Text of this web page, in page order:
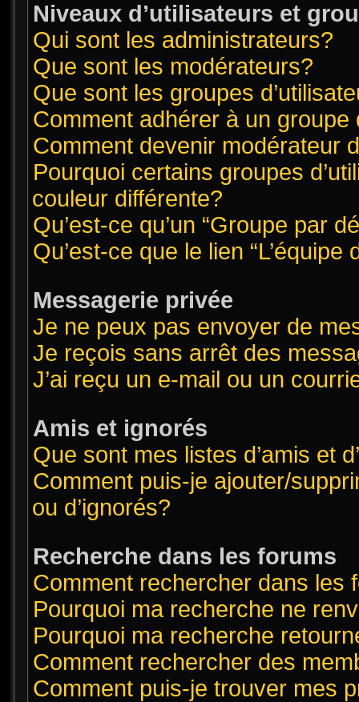
Niveaux d’utilisateurs et
Qui sont les administrateurs?
Que sont les modérateurs?
Que sont les groupes
Comment adhérer à un groupe
Comment devenir modérateur
Pourquoi certains groupes
couleur différente?
Qu’est-ce qu’un “Groupe par
Qu’est-ce que le lien “L’équipe
Messagerie privée
Je ne peux pas envoyer de
Je reçois sans arrêt des
J’ai reçu un e-mail ou un
Amis et ignorés
Que sont mes listes d’amis et
Comment puis-je ajouter/
ou d’ignorés?
Recherche dans les forums
Comment rechercher dans les
Pourquoi ma recherche ne
Pourquoi ma recherche
Comment rechercher des
Comment puis-je trouver mes